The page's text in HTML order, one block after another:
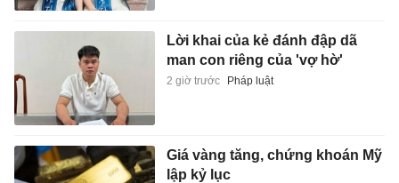
Lời khai của kẻ đánh đập dã
man con riêng của 'vợ hờ'
2 giờ trước Pháp luật
Giá vàng tăng, chứng khoán Mỹ
lập kỷ lục